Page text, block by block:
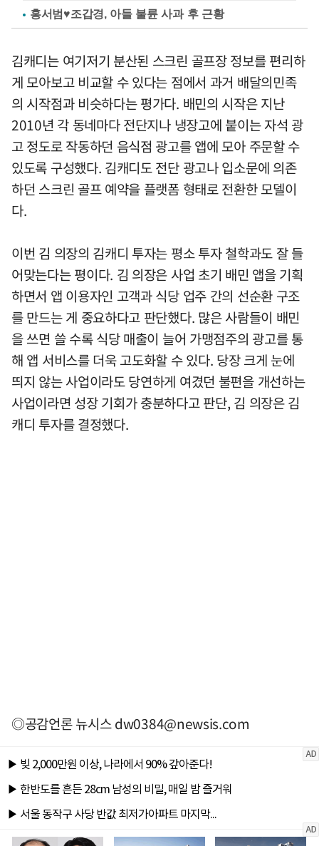
홍서범♥조갑경, 아들 불륜 사과 후 근황
김캐디는 여기저기 분산된 스크린 골프장 정보를 편리하
게 모아보고 비교할 수 있다는 점에서 과거 배달의민족
의 시작점과 비슷하다는 평가다. 배민의 시작은 지난
2010년 각 동네마다 전단지나 냉장고에 붙이는 자석 광
고 정도로 작동하던 음식점 광고를 앱에 모아 주문할 수
있도록 구성했다. 김캐디도 전단 광고나 입소문에 의존
하던 스크린 골프 예약을 플랫폼 형태로 전환한 모델이
다.
이번 김 의장의 김캐디 투자는 평소 투자 철학과도 잘 들
어맞는다는 평이다. 김 의장은 사업 초기 배민 앱을 기획
하면서 앱 이용자인 고객과 식당 업주 간의 선순환 구조
를 만드는 게 중요하다고 판단했다. 많은 사람들이 배민
을 쓰면 쓸 수록 식당 매출이 늘어 가맹점주의 광고를 통
해 앱 서비스를 더욱 고도화할 수 있다. 당장 크게 눈에
띄지 않는 사업이라도 당연하게 여겼던 불편을 개선하는
사업이라면 성장 기회가 충분하다고 판단, 김 의장은 김
캐디 투자를 결정했다.
◎공감언론 뉴시스dw0384@newsis.com